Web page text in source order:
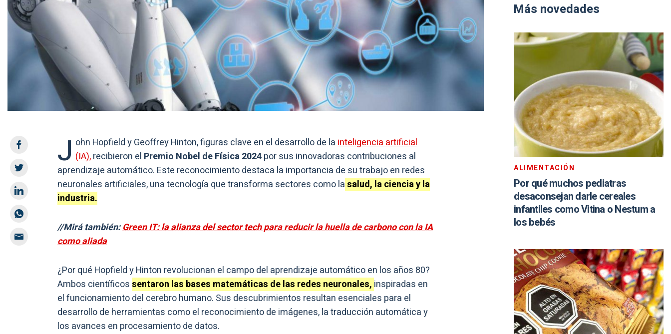
J ohn Hopfield y Geoffrey Hinton, figuras clave en el desarrollo de lainteligencia artificial
(IA),recibieron el Premio Nobel de Física 2024por sus innovadoras contribuciones al
aprendizaje automático. Este reconocimiento destaca la importancia de su trabajo en redes
neuronales artificiales, una tecnología que transforma sectores como lasalud, la ciencia y la
industria.
//Mirá también:Green IT: la alianza del sector tech para reducir la huella de carbono con la IA
como aliada
¿Por qué Hopfield y Hinton revolucionan el campo del aprendizaje automático en los años 80?
Ambos científicossentaron las bases matemáticas de las redes neuronales, inspiradas en
el funcionamiento del cerebro humano. Sus descubrimientos resultan esenciales para el
desarrollo de herramientas como el reconocimiento de imágenes, la traducción automática y
los avances en procesamiento de datos.
Más novedades
ALIMENTACIÓN
Por qué muchos pediatras
desaconsejan darle cereales
infantiles como Vitina o Nestum a
los bebés